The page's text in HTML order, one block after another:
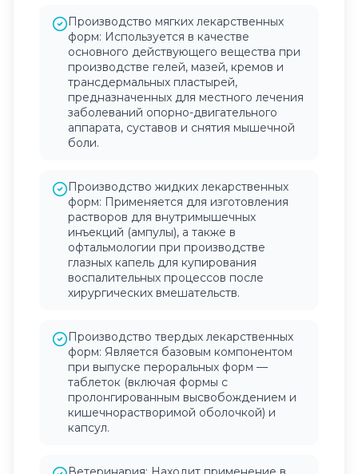
Производство мягких лекарственных
форм: Используется в качестве
основного действующего вещества при
производстве гелей, мазей, кремов и
трансдермальных пластырей,
предназначенных для местного лечения
заболеваний опорно-двигательного
аппарата, суставов и снятия мышечной
боли.
Производство жидких лекарственных
форм: Применяется для изготовления
растворов для внутримышечных
инъекций (ампулы), а также в
офтальмологии при производстве
глазных капель для купирования
воспалительных процессов после
хирургических вмешательств.
Производство твердых лекарственных
форм: Является базовым компонентом
при выпуске пероральных форм —
таблеток (включая формы с
пролонгированным высвобождением и
кишечнорастворимой оболочкой) и
капсул.